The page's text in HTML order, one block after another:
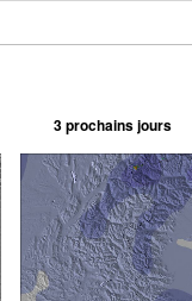
3 prochains jours